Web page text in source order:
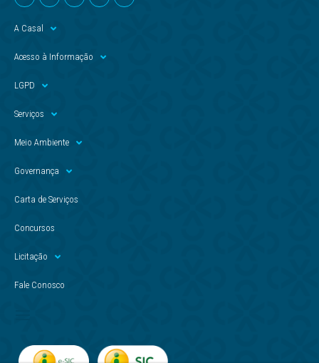
A Casal
Acesso à Informação
LGPD
Serviços
Meio Ambiente
Governança
Carta de Serviços
Concursos
Licitação
Fale Conosco